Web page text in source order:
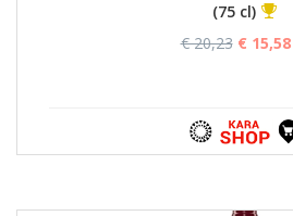
(75 cl)
€ 20,23 € 15,58